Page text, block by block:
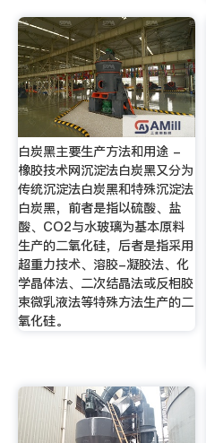
白炭黑主要生产方法和用途 -
橡胶技术网沉淀法白炭黑又分为
传统沉淀法白炭黑和特殊沉淀法
白炭黑，前者是指以硫酸、盐
酸、CO2与水玻璃为基本原料
生产的二氧化硅，后者是指采用
超重力技术、溶胶-凝胶法、化
学晶体法、二次结晶法或反相胶
束微乳液法等特殊方法生产的二
氧化硅。